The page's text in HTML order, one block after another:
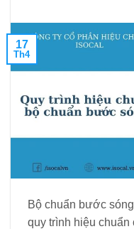
17
Th4
Bộ chuẩn bước
quy trình hiệu chuẩn